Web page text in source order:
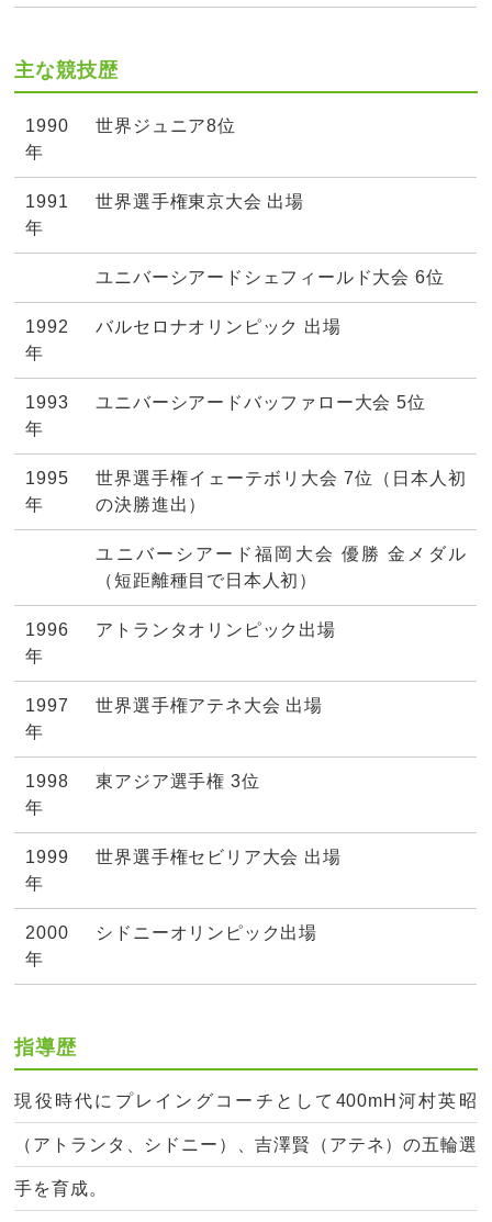
主な競技歴
1990
年
世界ジュニア8位
1991
年
世界選手権東京大会 出場
ユニバーシアードシェフィールド大会 6位
1992
年
バルセロナオリンピック 出場
1993
年
ユニバーシアードバッファロー大会 5位
1995
年
世界選手権イェーテボリ大会 7位（日本人初
の決勝進出）
ユニバーシアード福岡大会 優勝 金メダル
（短距離種目で日本人初）
1996
年
アトランタオリンピック出場
1997
年
世界選手権アテネ大会 出場
1998
年
東アジア選手権 3位
1999
年
世界選手権セビリア大会 出場
2000
年
シドニーオリンピック出場
指導歴
現役時代にプレイングコーチとして400mH河村英昭
（アトランタ、シドニー）、吉澤賢（アテネ）の五輪選
手を育成。